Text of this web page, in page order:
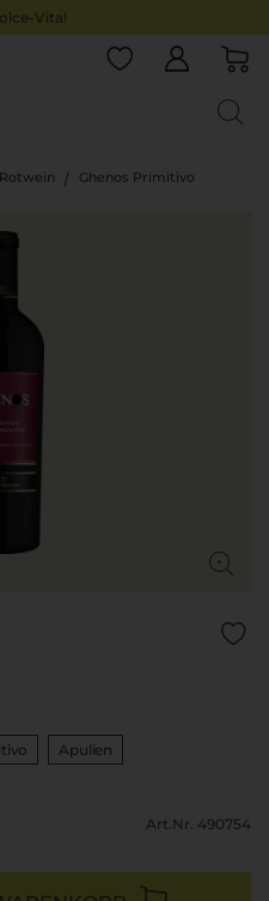
Vita!
Rotwein Ghenos Primitivo
Apulien
Art.Nr. 490754